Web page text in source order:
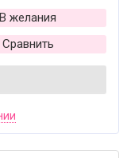
В желания
Сравнить